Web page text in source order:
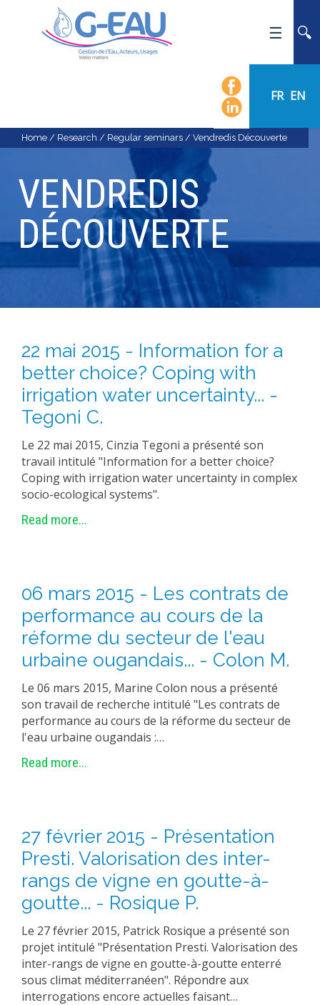
FR EN
NEWS
FLOW CHART
STAFF
SCIENTIFIC FIELDS
RECRUITMENT
GEOGRAPHIC LOCATIONS
COMPLETED PROJECTS
REGULAR SEMINARS
TRAINING COURSES
MASTER
ENGINEERING
THESES IN PROGRESS
MOOC
PRODUCTION
METHODS AND TOOLS
PUBLICATIONS SUR HAL
HDR
Home / Research / Regular seminars / Vendredis Découverte
VENDREDIS
DÉCOUVERTE
22 mai 2015 - Information for a
better choice? Coping with
irrigation water uncertainty... -
Tegoni C.
Le 22 mai 2015, Cinzia Tegoni a présenté son
travail intitulé "Information for a better choice?
Coping with irrigation water uncertainty in complex
socio-ecological systems".
Read more...
06 mars 2015 - Les contrats de
performance au cours de la
réforme du secteur de l'eau
urbaine ougandais... - Colon M.
Le 06 mars 2015, Marine Colon nous a présenté
son travail de recherche intitulé "Les contrats de
performance au cours de la réforme du secteur de
l'eau urbaine ougandais :…
Read more...
27 février 2015 - Présentation
Presti. Valorisation des inter-
rangs de vigne en goutte-à-
goutte... - Rosique P.
Le 27 février 2015, Patrick Rosique a présenté son
projet intitulé "Présentation Presti. Valorisation des
inter-rangs de vigne en goutte-à-goutte enterré
sous climat méditerranéen". Répondre aux
interrogations encore actuelles faisant…